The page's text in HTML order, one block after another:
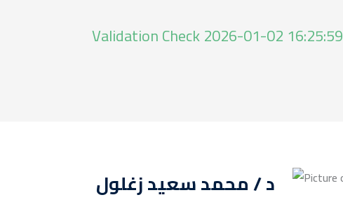
Validation Check 2026-01-02 16:25:59
د / محمد سعيد زغلول